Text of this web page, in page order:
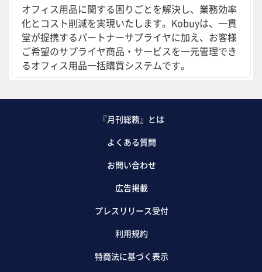
オフィス用品に関する困りごとを解決し、業務効率
化とコスト削減を実現いたします。Kobuyは、一貫
堂が提携するパートナーサプライヤに加え、お客様
ご希望のサプライヤ商品・サービスを一元管理でき
るオフィス用品一括購買システムです。
『月刊総務』とは
よくある質問
お問い合わせ
広告掲載
プレスリリース受付
利用規約
特商法に基づく表示